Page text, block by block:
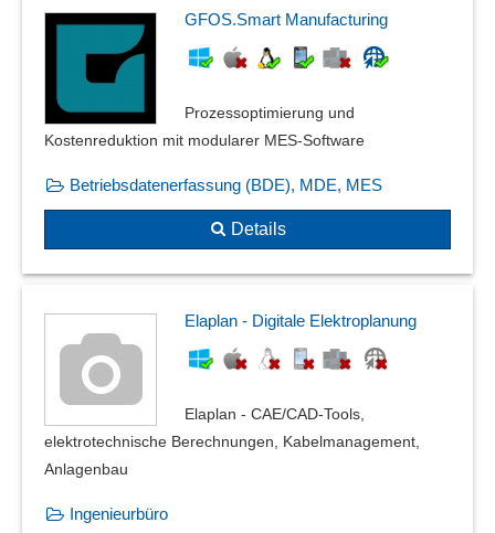
Statikberechnung
Strombelastbarkeit
Stromlauf- und Stromkreisdiagramme
Triggerbedingungen
Übermessungsfunktion
Vorsatzzeichen
Wärmeberechnung
Wind- und Schneelasten
GFOS.Smart Manufacturing
Prozessoptimierung und
Kostenreduktion mit modularer MES-Software
Betriebsdatenerfassung (BDE), MDE, MES
Details
Elaplan - Digitale Elektroplanung
Elaplan - CAE/CAD-Tools,
elektrotechnische Berechnungen, Kabelmanagement,
Anlagenbau
Ingenieurbüro